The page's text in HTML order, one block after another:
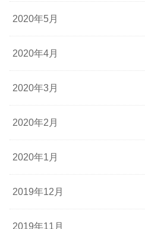
2020年5月
2020年4月
2020年3月
2020年2月
2020年1月
2019年12月
2019年11月